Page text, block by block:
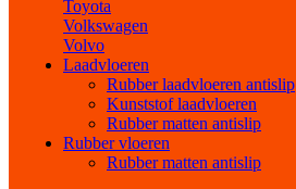
Toyota
Volkswagen
Volvo
Laadvloeren
Rubber laadvloeren antislip
Kunststof laadvloeren
Rubber matten antislip
Rubber vloeren
Rubber matten antislip